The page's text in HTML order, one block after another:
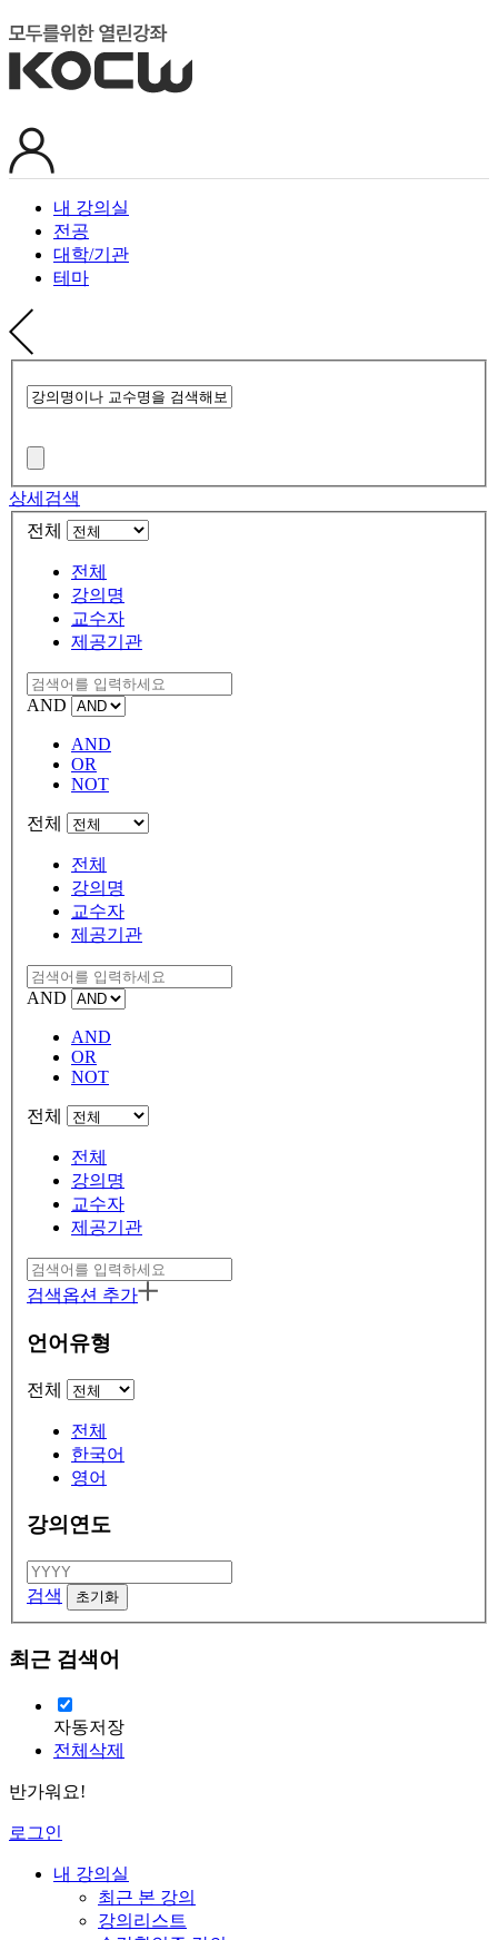
내 강의실
전공
대학/기관
테마
상세검색
전체
전체
강의명
교수자
제공기관
AND
AND
OR
NOT
전체
전체
강의명
교수자
제공기관
AND
AND
OR
NOT
전체
전체
강의명
교수자
제공기관
검색옵션 추가
언어유형
전체
전체
한국어
영어
강의연도
검색
최근 검색어
자동저장
전체삭제
반가워요!
로그인
내 강의실
최근 본 강의
강의리스트